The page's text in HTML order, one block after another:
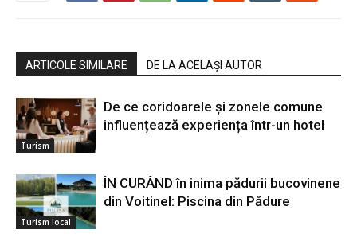
ARTICOLE SIMILARE DE LA ACELAȘI AUTOR
Turism
De ce coridoarele și zonele comune
influențează experiența într-un hotel
Turism local
ÎN CURÂND în inima pădurii bucovinene
din Voitinel: Piscina din Pădure